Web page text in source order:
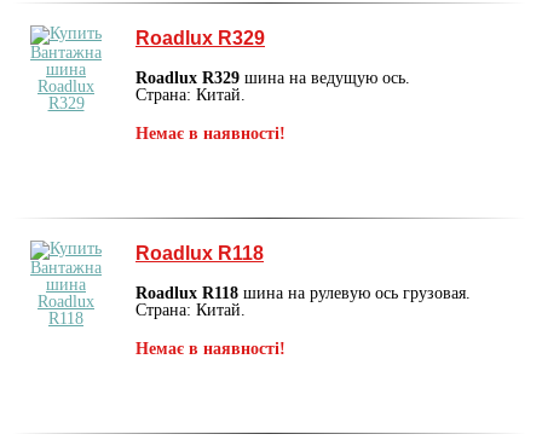
Roadlux R329
Roadlux R329 шина на ведущую ось.
Страна: Китай.
Немає в наявності!
Roadlux R118
Roadlux R118 шина на рулевую ось грузовая.
Страна: Китай.
Немає в наявності!